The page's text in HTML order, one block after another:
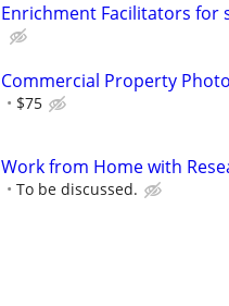
Enrichment Facilitators for
Commercial Property
$75
Work from Home with
To be discussed.